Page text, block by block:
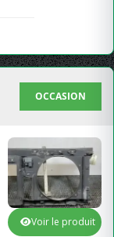
OCCASION
Voir le produit